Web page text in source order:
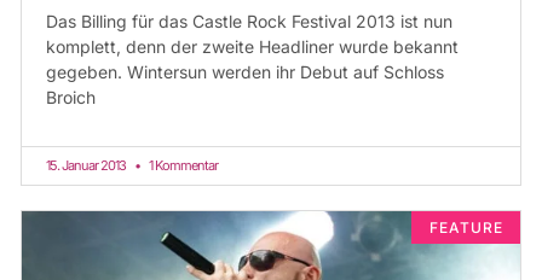
Das Billing für das Castle Rock Festival 2013 ist nun
komplett, denn der zweite Headliner wurde bekannt
gegeben. Wintersun werden ihr Debut auf Schloss
Broich
15. Januar 2013 1 Kommentar
FEATURE